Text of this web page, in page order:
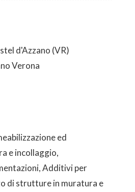
d'Azzano (VR)
Verona
ed
e incollaggio,
Additivi per
di strutture in muratura e